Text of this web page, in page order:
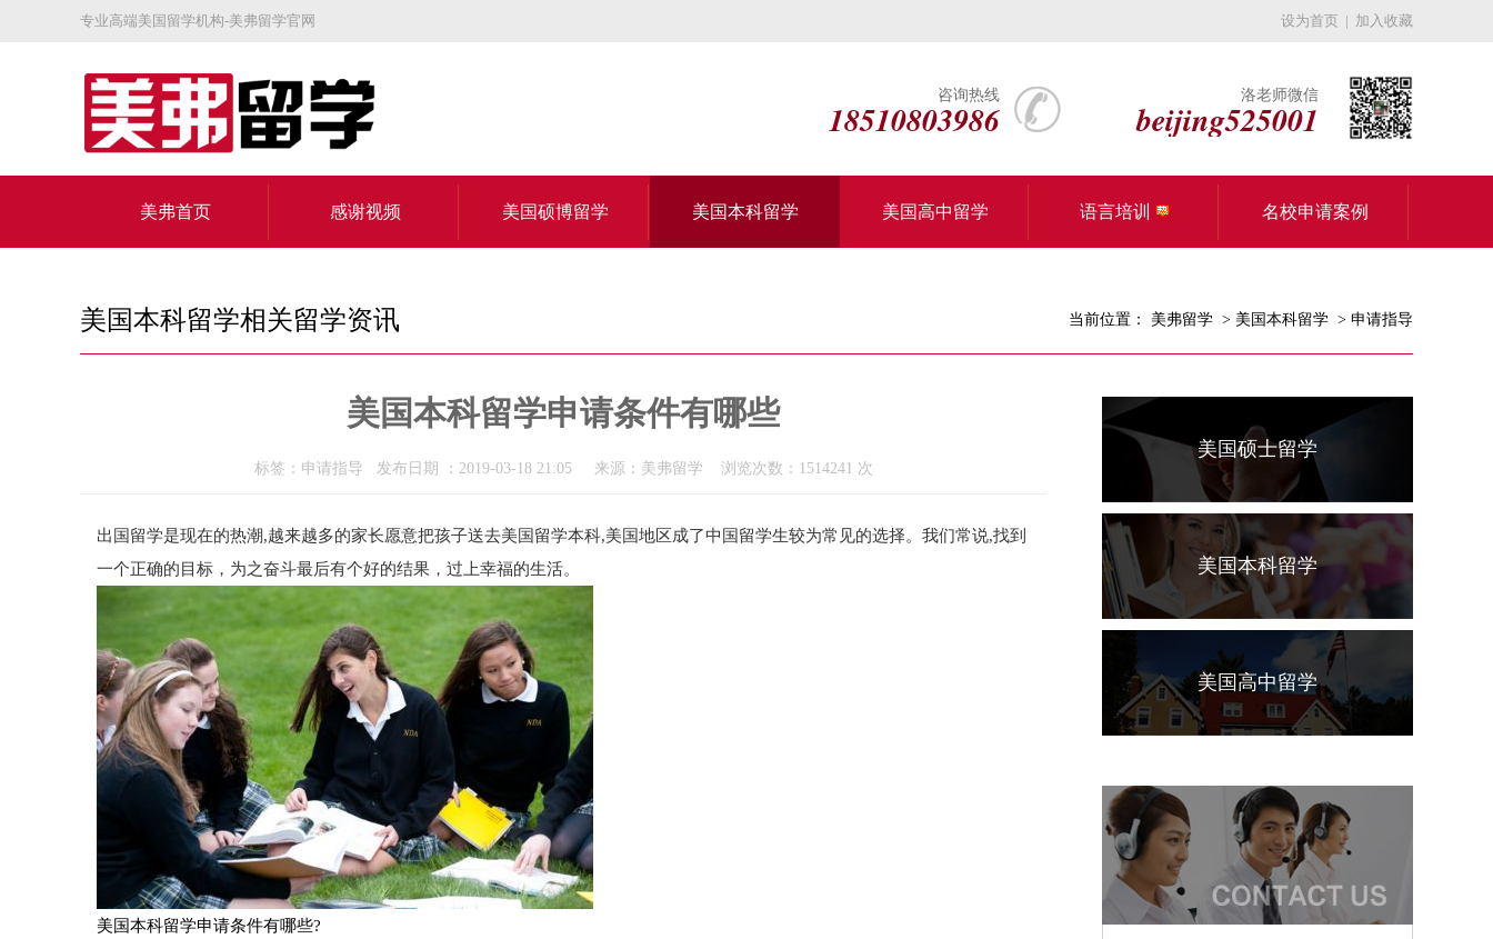
专业高端美国留学机构-美弗留学官网 设为首页 | 加入收藏
洛老师微信
beijing525001
咨询热线
18510803986
美弗首页 感谢视频 美国硕博留学 美国本科留学 美国高中留学 语言培训 名校申请案例
美国本科留学相关留学资讯 当前位置： 美弗留学 > 美国本科留学 > 申请指导
美国本科留学申请条件有哪些
标签：申请指导 发布日期 ：2019-03-18 21:05 来源：美弗留学 浏览次数：1514241 次
出国留学是现在的热潮,越来越多的家长愿意把孩子送去美国留学本科,美国地区成了中国留学生较为常见的选择。我们常说,找到
一个正确的目标，为之奋斗最后有个好的结果，过上幸福的生活。
美国本科留学申请条件有哪些?
美国硕士留学
美国本科留学
美国高中留学